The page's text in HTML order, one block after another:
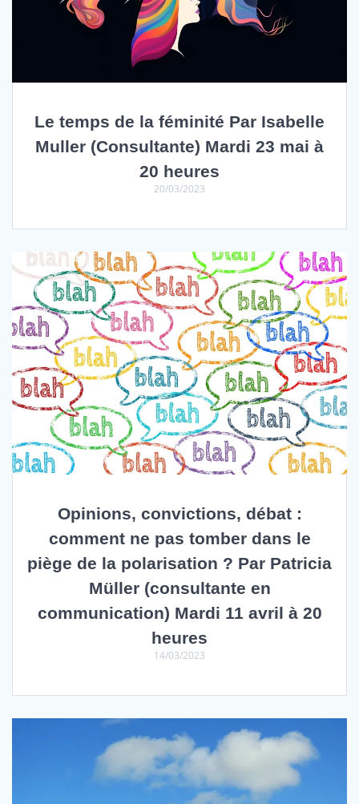
Le temps de la féminité Par Isabelle
Muller (Consultante) Mardi 23 mai à
20 heures
20/03/2023
Opinions, convictions, débat :
comment ne pas tomber dans le
piège de la polarisation ? Par Patricia
Müller (consultante en
communication) Mardi 11 avril à 20
heures
14/03/2023